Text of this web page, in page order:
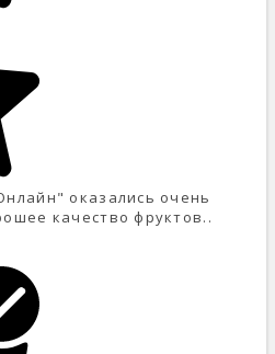
оказались очень
качество фруктов..